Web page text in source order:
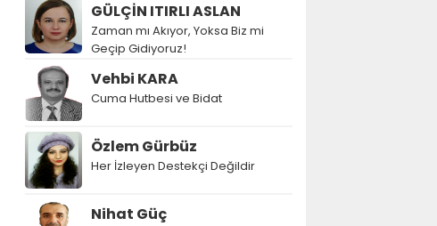
GÜLÇİN ITIRLI ASLAN
Zaman mı Akıyor, Yoksa Biz mi
Geçip Gidiyoruz!
Vehbi KARA
Cuma Hutbesi ve Bidat
Özlem Gürbüz
Her İzleyen Destekçi Değildir
Nihat Güç